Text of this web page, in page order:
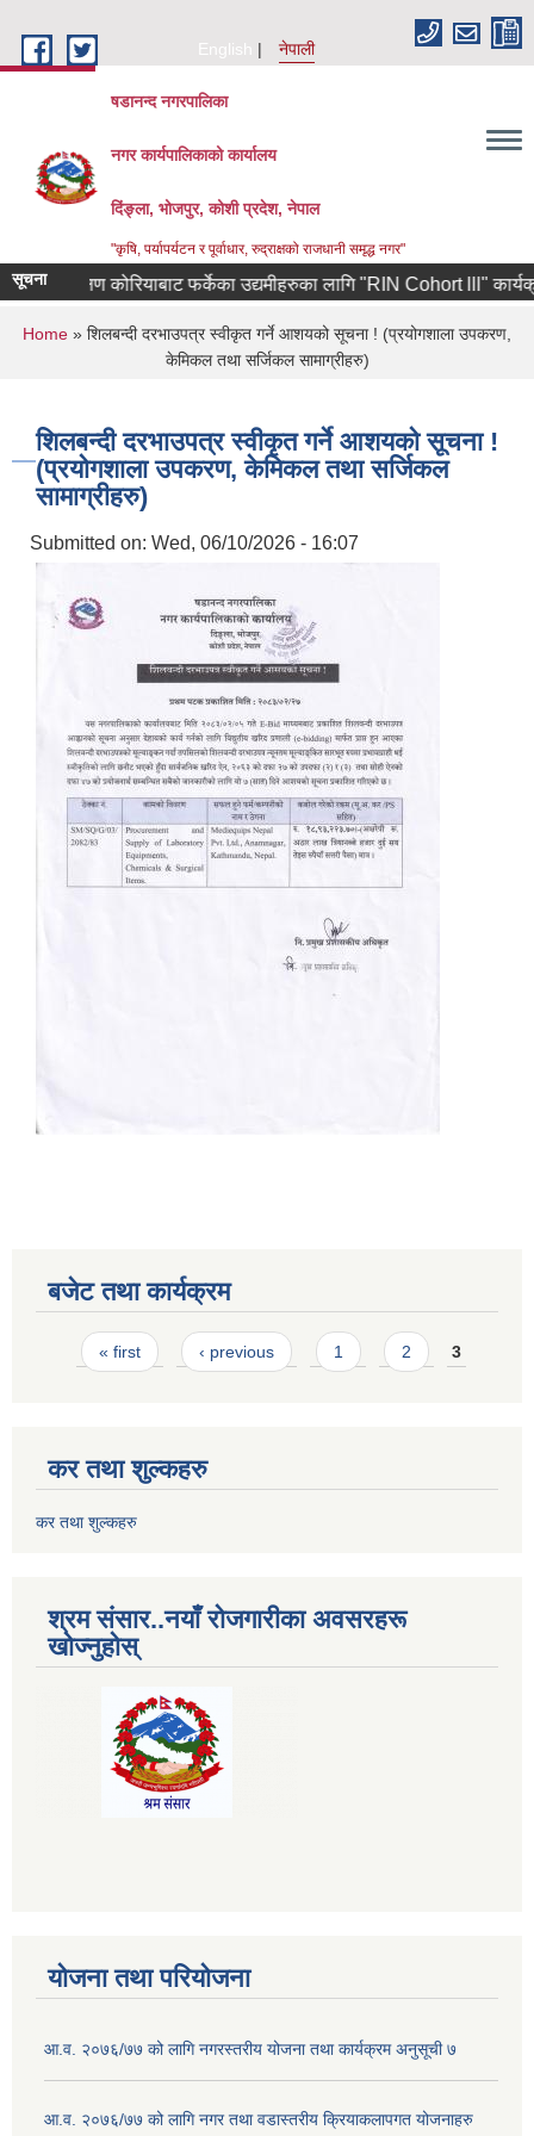
English
नेपाली
षडानन्द नगरपालिका
नगर कार्यपालिकाको कार्यालय
दिंङ्ला, भोजपुर, कोशी प्रदेश, नेपाल
"कृषि, पर्यापर्यटन र पूर्वाधार, रुद्राक्षको राजधानी समृद्ध नगर"
सूचनादक्षिण कोरियाबाट फर्केका उद्यमीहरुका लागि "RIN Cohort lll"
You are here
Home » शिलबन्दी दरभाउपत्र स्वीकृत गर्ने आशयको सूचना ! (प्रयोगशाला उपकरण,
केमिकल तथा सर्जिकल सामाग्रीहरु)
शिलबन्दी दरभाउपत्र स्वीकृत गर्ने आशयको सूचना !
(प्रयोगशाला उपकरण, केमिकल तथा सर्जिकल
सामाग्रीहरु)
Submitted on: Wed, 06/10/2026 - 16:07
बजेट तथा कार्यक्रम
Pages
« first ‹ previous 1 2 3
कर तथा शुल्कहरु
कर तथा शुल्कहरु
श्रम संसार..नयाँ रोजगारीका अवसरहरू
खोज्नुहोस्
योजना तथा परियोजना
आ.व. २०७६/७७ को लागि नगरस्तरीय योजना तथा कार्यक्रम अनुसूची ७
आ.व. २०७६/७७ को लागि नगर तथा वडास्तरीय क्रियाकलापगत योजनाहरु